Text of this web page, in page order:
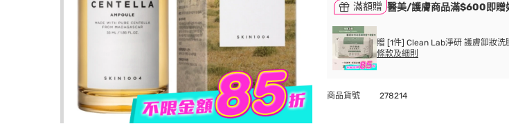
滿額贈 醫美/護膚商品滿$600即贈
贈 [1件] Clean Lab淨研 護膚卸妝
條款及細則
商品貨號 278214